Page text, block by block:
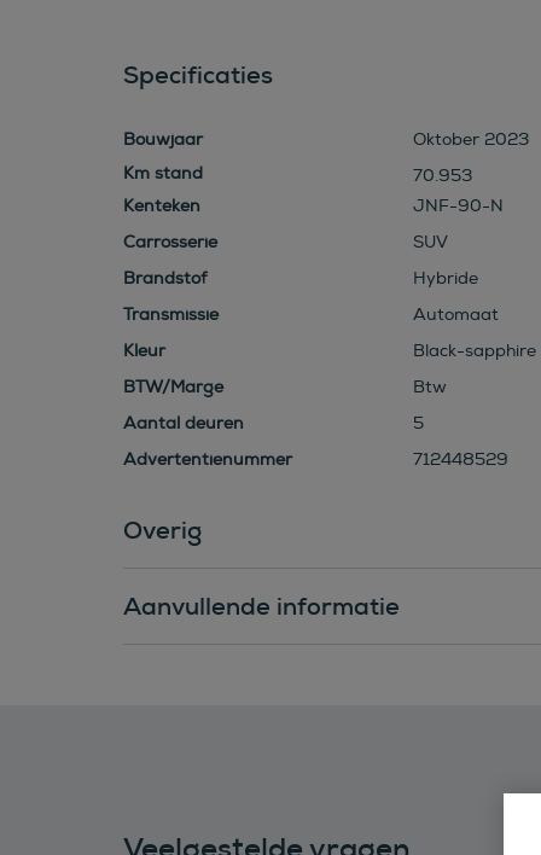
Specificaties
Bouwjaar
Oktober 2023
70.953
Kenteken
JNF-90-N
Carrosserie
SUV
Brandstof
Hybride
Transmissie
Automaat
Kleur
Black-
BTW/Marge
Btw
Aantal deuren
5
Advertentienummer
712448529
Overig
Aanvullende informatie